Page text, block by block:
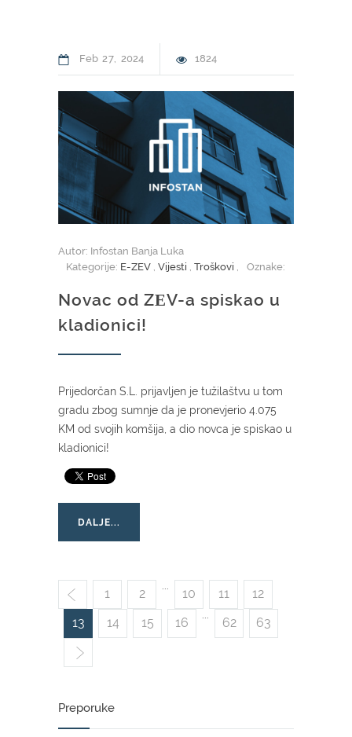
Feb 27 2024 1824
Autor: Infostan Banja Luka
Kategorije: E-ZEV , Vijesti , Troškovi , Oznake:
Novac od ZЕV-a spiskao u
kladionici!
Prijedorčan S.L. prijavljen je tužilaštvu u tom
gradu zbog sumnje da je pronevjerio 4.075
KM od svojih komšija, a dio novca je spiskao u
kladionici!
DALJE...
1 2 10 11
12
13
14 15 16 62 63
Preporuke